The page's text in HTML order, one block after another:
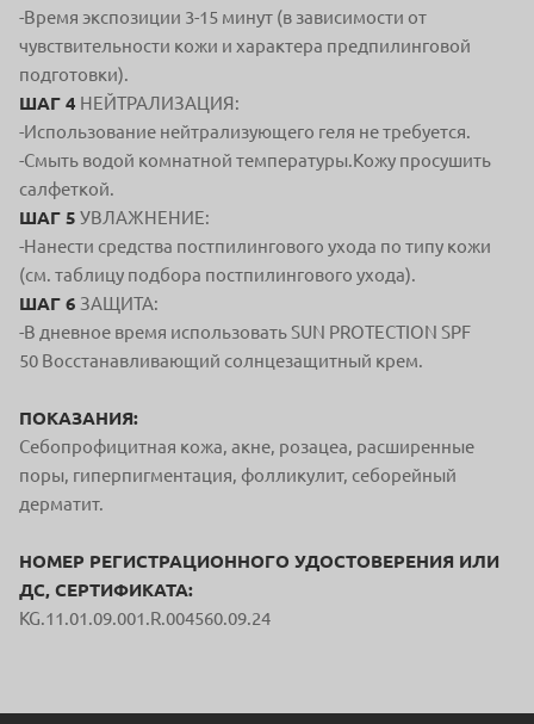
-Время экспозиции 3-15 минут (в зависимости от
чувствительности кожи и характера предпилинговой
подготовки).
ШАГ 4 НЕЙТРАЛИЗАЦИЯ:
-Использование нейтрализующего геля не требуется.
-Смыть водой комнатной температуры.Кожу просушить
салфеткой.
ШАГ 5 УВЛАЖНЕНИЕ:
-Нанести средства постпилингового ухода по типу кожи
(см. таблицу подбора постпилингового ухода).
ШАГ 6 ЗАЩИТА:
-В дневное время использовать SUN PROTECTION SPF
50 Восстанавливающий солнцезащитный крем.
ПОКАЗАНИЯ:
Себопрофицитная кожа, акне, розацеа, расширенные
поры, гиперпигментация, фолликулит, себорейный
дерматит.
НОМЕР РЕГИСТРАЦИОННОГО УДОСТОВЕРЕНИЯ ИЛИ
ДС, СЕРТИФИКАТА:
KG.11.01.09.001.R.004560.09.24